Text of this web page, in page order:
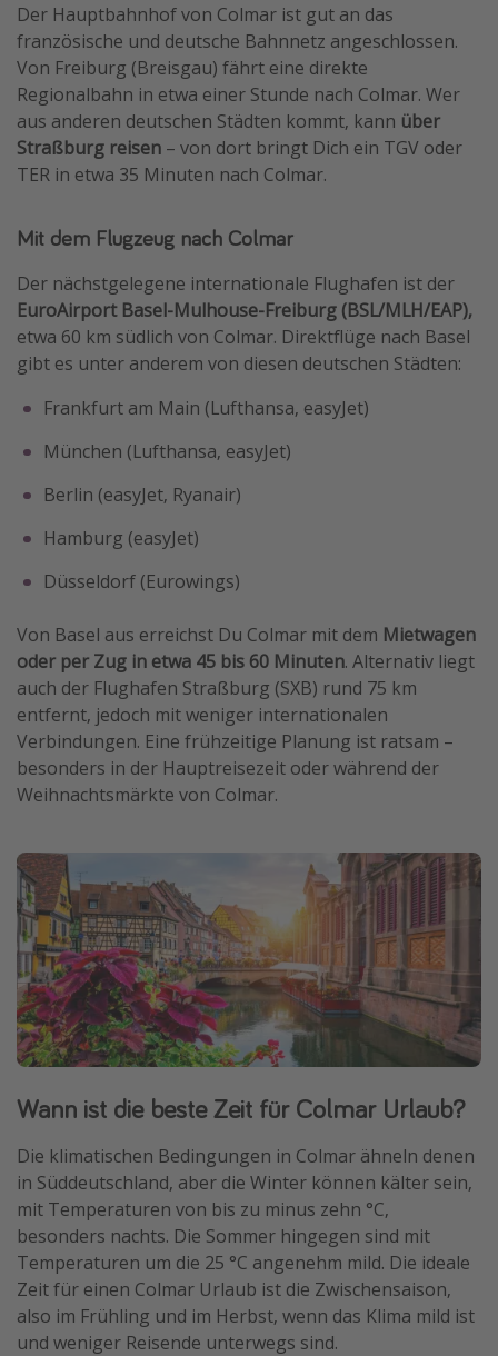
Der Hauptbahnhof von Colmar ist gut an das
französische und deutsche Bahnnetz angeschlossen.
Von Freiburg (Breisgau) fährt eine direkte
Regionalbahn in etwa einer Stunde nach Colmar. Wer
aus anderen deutschen Städten kommt, kann über
Straßburg reisen – von dort bringt Dich ein TGV oder
TER in etwa 35 Minuten nach Colmar.
Mit dem Flugzeug nach Colmar
Der nächstgelegene internationale Flughafen ist der
EuroAirport Basel-Mulhouse-Freiburg (BSL/MLH/EAP),
etwa 60 km südlich von Colmar. Direktflüge nach Basel
gibt es unter anderem von diesen deutschen Städten:
Frankfurt am Main (Lufthansa, easyJet)
München (Lufthansa, easyJet)
Berlin (easyJet, Ryanair)
Hamburg (easyJet)
Düsseldorf (Eurowings)
Von Basel aus erreichst Du Colmar mit dem Mietwagen
oder per Zug in etwa 45 bis 60 Minuten. Alternativ liegt
auch der Flughafen Straßburg (SXB) rund 75 km
entfernt, jedoch mit weniger internationalen
Verbindungen. Eine frühzeitige Planung ist ratsam –
besonders in der Hauptreisezeit oder während der
Weihnachtsmärkte von Colmar.
Wann ist die beste Zeit für Colmar Urlaub?
Die klimatischen Bedingungen in Colmar ähneln denen
in Süddeutschland, aber die Winter können kälter sein,
mit Temperaturen von bis zu minus zehn °C,
besonders nachts. Die Sommer hingegen sind mit
Temperaturen um die 25 °C angenehm mild. Die ideale
Zeit für einen Colmar Urlaub ist die Zwischensaison,
also im Frühling und im Herbst, wenn das Klima mild ist
und weniger Reisende unterwegs sind.